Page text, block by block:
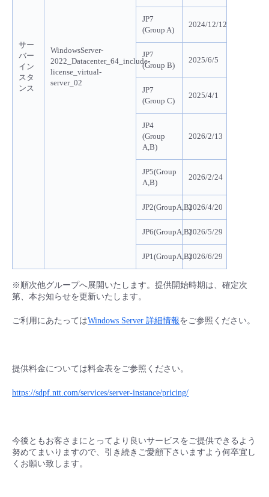
サー
バー
イン
スタ
ンス
WindowsServer-
2022_Datacenter_64_include-
license_virtual-
server_02
JP7
(Group A)
2024/12/12
JP7
(Group B)
2025/6/5
JP7
(Group C)
2025/4/1
JP4
(Group
A,B)
2026/2/13
JP5(Group
A,B)
2026/2/24
JP2(GroupA,B)2026/4/20
JP6(GroupA,B)2026/5/29
JP1(GroupA,B)2026/6/29
※順次他グループへ展開いたします。提供開始時期は、確定次
第、本お知らせを更新いたします。
ご利用にあたってはWindows Server 詳細情報をご参照ください。
提供料金については料金表をご参照ください。
https://sdpf.ntt.com/services/server-instance/pricing/
今後ともお客さまにとってより良いサービスをご提供できるよう
努めてまいりますので、引き続きご愛顧下さいますよう何卒宜し
くお願い致します。